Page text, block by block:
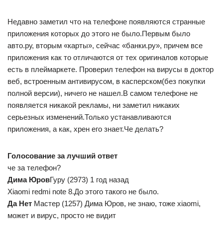
Недавно заметил что на телефоне появляются странные
приложения которых до этого не было.Первым было
авто.ру, вторым «карты», сейчас «банки.ру», причем все
приложения как то отличаются от тех оригиналов которые
есть в плеймаркете. Проверил телефон на вирусы в доктор
веб, встроенным антивирусом, в касперском(без покупки
полной версии), ничего не нашел.В самом телефоне не
появляется никакой рекламы, ни заметил никаких
серьезных изменений.Только устанавливаются
приложения, а как, хрен его знает.Че делать?
Голосование за лучший ответ
че за телефон?
Дима ЮровГуру (2973) 1 год назад
Xiaomi redmi note 8.До этого такого не было.
Да Нет Мастер (1257) Дима Юров, не знаю, тоже xiaomi,
может и вирус, просто не видит